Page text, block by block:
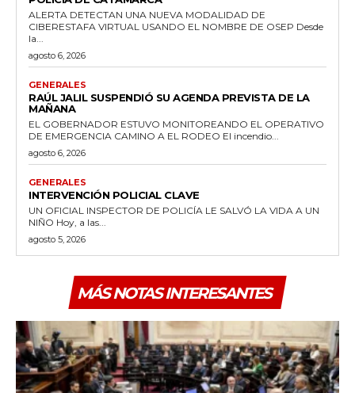
ALERTA DETECTAN UNA NUEVA MODALIDAD DE
CIBERESTAFA VIRTUAL USANDO EL NOMBRE DE OSEP Desde
la...
agosto 6, 2026
GENERALES
RAÚL JALIL SUSPENDIÓ SU AGENDA PREVISTA DE LA
MAÑANA
EL GOBERNADOR ESTUVO MONITOREANDO EL OPERATIVO
DE EMERGENCIA CAMINO A EL RODEO El incendio...
agosto 6, 2026
GENERALES
INTERVENCIÓN POLICIAL CLAVE
UN OFICIAL INSPECTOR DE POLICÍA LE SALVÓ LA VIDA A UN
NIÑO Hoy, a las...
agosto 5, 2026
MÁS NOTAS INTERESANTES